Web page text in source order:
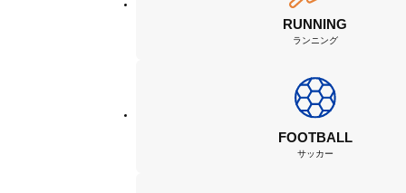
RUNNING
ランニング
FOOTBALL
サッカー